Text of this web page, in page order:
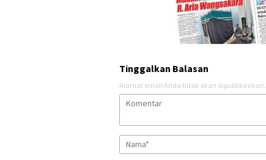
Tinggalkan Balasan
Alamat email Anda tidak akan dipublikasikan.